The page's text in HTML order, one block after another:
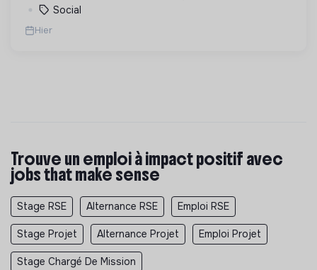
Social
Hier
Trouve un emploi à impact positif avec
jobs that make sense
Stage RSE Alternance RSE Emploi RSE
Stage Projet Alternance Projet Emploi Projet
Stage Chargé De Mission